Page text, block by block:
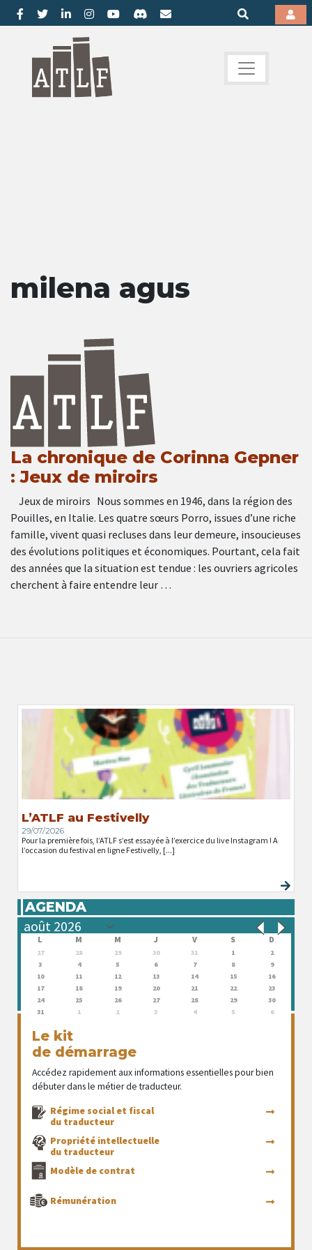
milena agus
La chronique de Corinna Gepner
: Jeux de miroirs
Jeux de miroirs Nous sommes en 1946, dans la région des
Pouilles, en Italie. Les quatre sœurs Porro, issues d’une riche
famille, vivent quasi recluses dans leur demeure, insoucieuses
des évolutions politiques et économiques. Pourtant, cela fait
des années que la situation est tendue : les ouvriers agricoles
cherchent à faire entendre leur …
L’ATLF au Festivelly
29/07/2026
Pour la première fois, l’ATLF s’est essayée à l’exercice du live Instagram ! A
l’occasion du festival en ligne Festivelly, [...]
AGENDA
L M M J V S D
27 28 29 30 31 1
2
3
4 5 6 7 8
9
10
11 12 13 14 15
16
17
18 19 20 21 22
23
24
25 26 27 28 29
30
31
1 2 3 4 5 6
Le kit
de démarrage
Accédez rapidement aux informations essentielles pour bien
débuter dans le métier de traducteur.
Régime social et fiscal
du traducteur
Propriété intellectuelle
du traducteur
Modèle de contrat
Rémunération